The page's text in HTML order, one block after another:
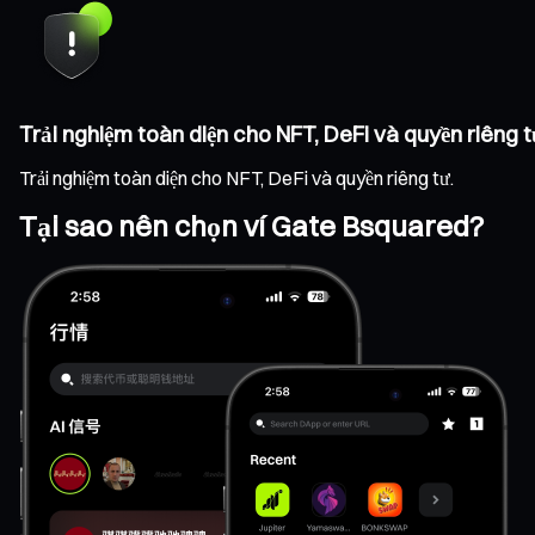
Trải nghiệm toàn diện cho NFT, DeFi và quyền riêng
Trải nghiệm toàn diện cho NFT, DeFi và quyền riêng tư.
Tại sao nên chọn ví Gate Bsquared?